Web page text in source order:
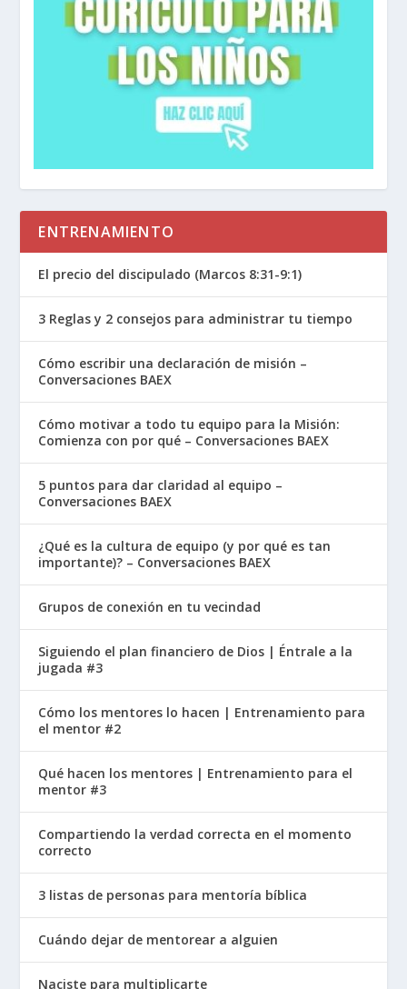
ENTRENAMIENTO
El precio del discipulado (Marcos 8:31-9:1)
3 Reglas y 2 consejos para administrar tu tiempo
Cómo escribir una declaración de misión –
Conversaciones BAEX
Cómo motivar a todo tu equipo para la Misión:
Comienza con por qué – Conversaciones BAEX
5 puntos para dar claridad al equipo –
Conversaciones BAEX
¿Qué es la cultura de equipo (y por qué es tan
importante)? – Conversaciones BAEX
Grupos de conexión en tu vecindad
Siguiendo el plan financiero de Dios | Éntrale a la
jugada #3
Cómo los mentores lo hacen | Entrenamiento para
el mentor #2
Qué hacen los mentores | Entrenamiento para el
mentor #3
Compartiendo la verdad correcta en el momento
correcto
3 listas de personas para mentoría bíblica
Cuándo dejar de mentorear a alguien
Naciste para multiplicarte